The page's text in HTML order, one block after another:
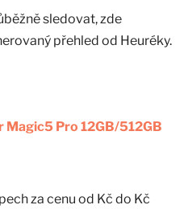
sledovat, zde
přehled od Heuréky.
Magic5 Pro 12GB/512GB
za cenu od Kč do Kč